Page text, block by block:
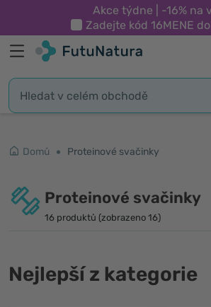
Akce týdne | -16% na
Zadejte kód 16MENE
Domů Proteinové svačinky
Proteinové svačinky
16 produktů (zobrazeno 16)
Nejlepší z kategorie